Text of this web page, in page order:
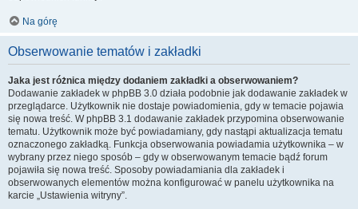
Na górę
Obserwowanie tematów i zakładki
Jaka jest różnica między dodaniem zakładki a obserwowaniem?
Dodawanie zakładek w phpBB 3.0 działa podobnie jak dodawanie zakładek w
przeglądarce. Użytkownik nie dostaje powiadomienia, gdy w temacie pojawia
się nowa treść. W phpBB 3.1 dodawanie zakładek przypomina obserwowanie
tematu. Użytkownik może być powiadamiany, gdy nastąpi aktualizacja tematu
oznaczonego zakładką. Funkcja obserwowania powiadamia użytkownika – w
wybrany przez niego sposób – gdy w obserwowanym temacie bądź forum
pojawiła się nowa treść. Sposoby powiadamiania dla zakładek i
obserwowanych elementów można konfigurować w panelu użytkownika na
karcie „Ustawienia witryny”.